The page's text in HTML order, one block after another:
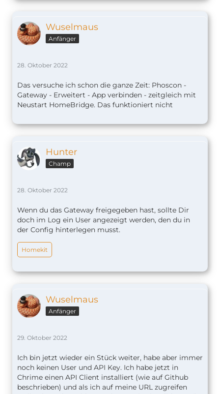
Wuselmaus
Anfänger
28. Oktober 2022
Das versuche ich schon die ganze Zeit: Phoscon -
Gateway - Erweitert - App verbinden - zeitgleich mit
Neustart HomeBridge. Das funktioniert nicht
Hunter
Champ
28. Oktober 2022
Wenn du das Gateway freigegeben hast, sollte Dir
doch im Log ein User angezeigt werden, den du in
der Config hinterlegen musst.
Homekit
Wuselmaus
Anfänger
29. Oktober 2022
Ich bin jetzt wieder ein Stück weiter, habe aber immer
noch keinen User und API Key. Ich habe jetzt in
Chrime einen API Client installiert (wie auf Github
beschrieben) und als ich auf meine URL zugreifen